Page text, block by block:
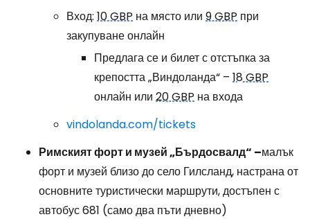
Вход: 10 GBP на място или 9 GBP при
закупуване онлайн
Предлага се и билет с отстъпка за
крепостта „Виндоланда“ – 18 GBP
онлайн или 20 GBP на входа
vindolanda.com/tickets
Римският форт и музей „Бърдосвалд“ –малък
форт и музей близо до село Гилсланд, настрана от
основните туристически маршрути, достъпен с
автобус 681 (само два пъти дневно)